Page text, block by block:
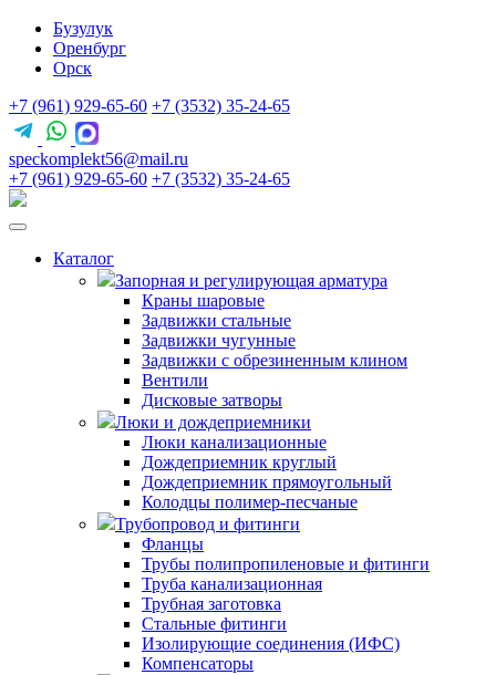
Бузулук
Оренбург
Орск
+7 (961) 929-65-60 +7 (3532) 35-24-65
speckomplekt56@mail.ru
+7 (961) 929-65-60 +7 (3532) 35-24-65
Каталог
Запорная и регулирующая арматура
Краны шаровые
Задвижки стальные
Задвижки чугунные
Задвижки с обрезиненным клином
Вентили
Дисковые затворы
Люки и дождеприемники
Люки канализационные
Дождеприемник круглый
Дождеприемник прямоугольный
Колодцы полимер-песчаные
Трубопровод и фитинги
Фланцы
Трубы полипропиленовые и фитинги
Труба канализационная
Трубная заготовка
Стальные фитинги
Изолирующие соединения (ИФС)
Компенсаторы